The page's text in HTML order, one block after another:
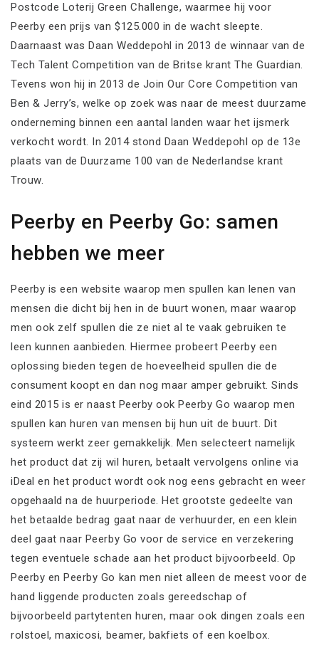
Postcode Loterij Green Challenge, waarmee hij voor
Peerby een prijs van $125.000 in de wacht sleepte.
Daarnaast was Daan Weddepohl in 2013 de winnaar van de
Tech Talent Competition van de Britse krant The Guardian.
Tevens won hij in 2013 de Join Our Core Competition van
Ben & Jerry’s, welke op zoek was naar de meest duurzame
onderneming binnen een aantal landen waar het ijsmerk
verkocht wordt. In 2014 stond Daan Weddepohl op de 13e
plaats van de Duurzame 100 van de Nederlandse krant
Trouw.
Peerby en Peerby Go: samen
hebben we meer
Peerby is een website waarop men spullen kan lenen van
mensen die dicht bij hen in de buurt wonen, maar waarop
men ook zelf spullen die ze niet al te vaak gebruiken te
leen kunnen aanbieden. Hiermee probeert Peerby een
oplossing bieden tegen de hoeveelheid spullen die de
consument koopt en dan nog maar amper gebruikt. Sinds
eind 2015 is er naast Peerby ook Peerby Go waarop men
spullen kan huren van mensen bij hun uit de buurt. Dit
systeem werkt zeer gemakkelijk. Men selecteert namelijk
het product dat zij wil huren, betaalt vervolgens online via
iDeal en het product wordt ook nog eens gebracht en weer
opgehaald na de huurperiode. Het grootste gedeelte van
het betaalde bedrag gaat naar de verhuurder, en een klein
deel gaat naar Peerby Go voor de service en verzekering
tegen eventuele schade aan het product bijvoorbeeld. Op
Peerby en Peerby Go kan men niet alleen de meest voor de
hand liggende producten zoals gereedschap of
bijvoorbeeld partytenten huren, maar ook dingen zoals een
rolstoel, maxicosi, beamer, bakfiets of een koelbox.